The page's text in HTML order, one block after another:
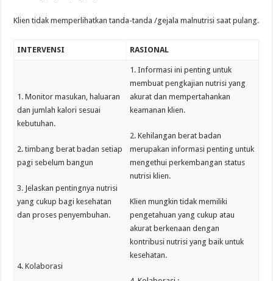
Klien tidak memperlihatkan tanda-tanda /gejala malnutrisi saat pulang.
INTERVENSI RASIONAL
1. Monitor masukan, haluaran
dan jumlah kalori sesuai
kebutuhan.
2. timbang berat badan setiap
pagi sebelum bangun
3. Jelaskan pentingnya nutrisi
yang cukup bagi kesehatan
dan proses penyembuhan.
4. Kolaborasi
1. Informasi ini penting untuk
membuat pengkajian nutrisi yang
akurat dan mempertahankan
keamanan klien.
2. Kehilangan berat badan
merupakan informasi penting untuk
mengethui perkembangan status
nutrisi klien.
Klien mungkin tidak memiliki
pengetahuan yang cukup atau
akurat berkenaan dengan
kontribusi nutrisi yang baik untuk
kesehatan.